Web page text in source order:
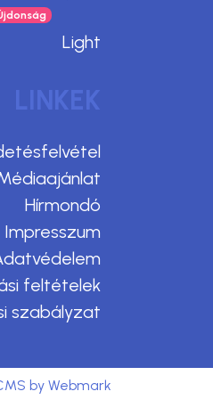
Light
LINKEK
Hírmondó
Impresszum
feltételek
szabályzat
by Webmark